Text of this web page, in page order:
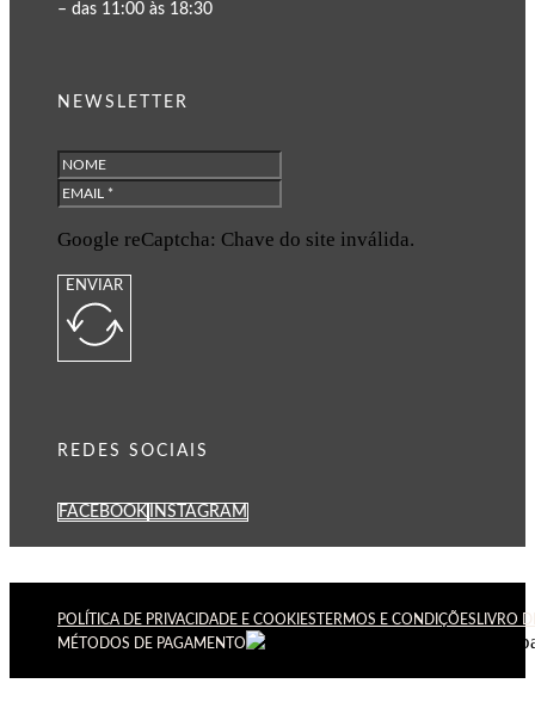
– das 11:00 às 18:30
NEWSLETTER
Google reCaptcha: Chave do site inválida.
ENVIAR
REDES SOCIAIS
FACEBOOK INSTAGRAM
POLÍTICA DE PRIVACIDADE E COOKIES TERMOS E CONDIÇÕES LIVRO
MÉTODOS DE PAGAMENTO